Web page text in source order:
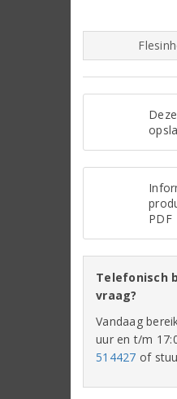
PDF
Telefonisch
vraag?
Vandaag
uur en t/m
514427 of